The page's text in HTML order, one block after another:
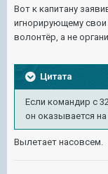
Вот к капитану
игнорирующему свои
волонтёр, а не
Цитата
Если командир с
он оказывается
Вылетает насовсем.